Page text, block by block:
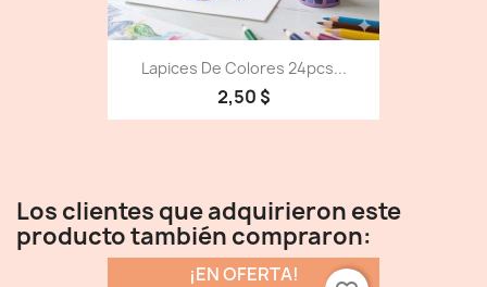
Lapices De Colores 24pcs...
2,50 $
Los clientes que adquirieron este
producto también compraron:
¡EN OFERTA!